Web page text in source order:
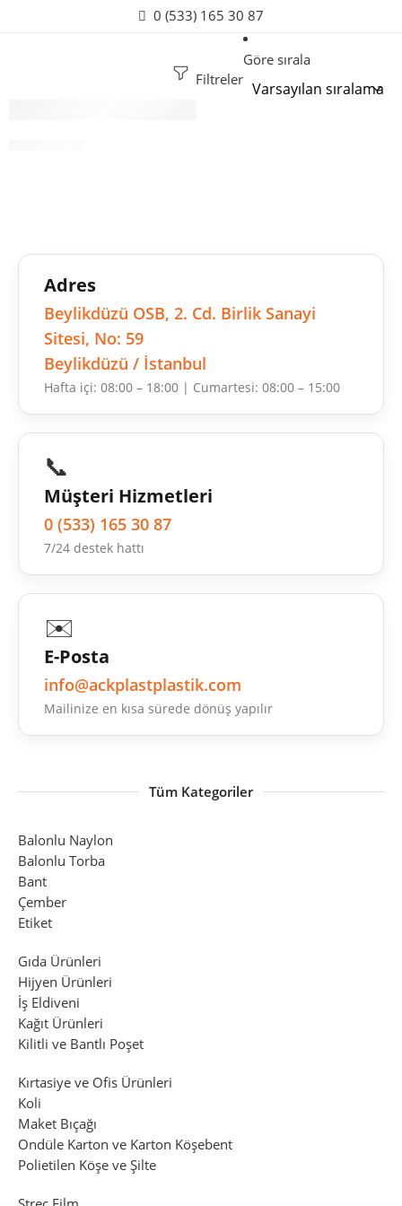
0 (533) 165 30 87
Filtreler
Göre sırala
Adres
Beylikdüzü OSB, 2. Cd. Birlik Sanayi
Sitesi, No: 59
Beylikdüzü / İstanbul
Hafta içi: 08:00 – 18:00 | Cumartesi: 08:00 – 15:00
📞
Müşteri Hizmetleri
0 (533) 165 30 87
7/24 destek hattı
✉️
E-Posta
info@ackplastplastik.com
Mailinize en kısa sürede dönüş yapılır
Tüm Kategoriler
Balonlu Naylon
Balonlu Torba
Bant
Çember
Etiket
Gıda Ürünleri
Hijyen Ürünleri
İş Eldiveni
Kağıt Ürünleri
Kilitli ve Bantlı Poşet
Kırtasiye ve Ofis Ürünleri
Koli
Maket Bıçağı
Ondüle Karton ve Karton Köşebent
Polietilen Köşe ve Şilte